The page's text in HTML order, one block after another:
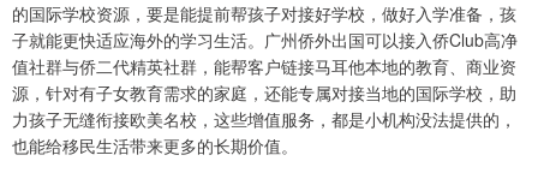
的国际学校资源，要是能提前帮孩子对接好学校，做好入学准备，孩
子就能更快适应海外的学习生活。广州侨外出国可以接入侨Club高净
值社群与侨二代精英社群，能帮客户链接马耳他本地的教育、商业资
源，针对有子女教育需求的家庭，还能专属对接当地的国际学校，助
力孩子无缝衔接欧美名校，这些增值服务，都是小机构没法提供的，
也能给移民生活带来更多的长期价值。